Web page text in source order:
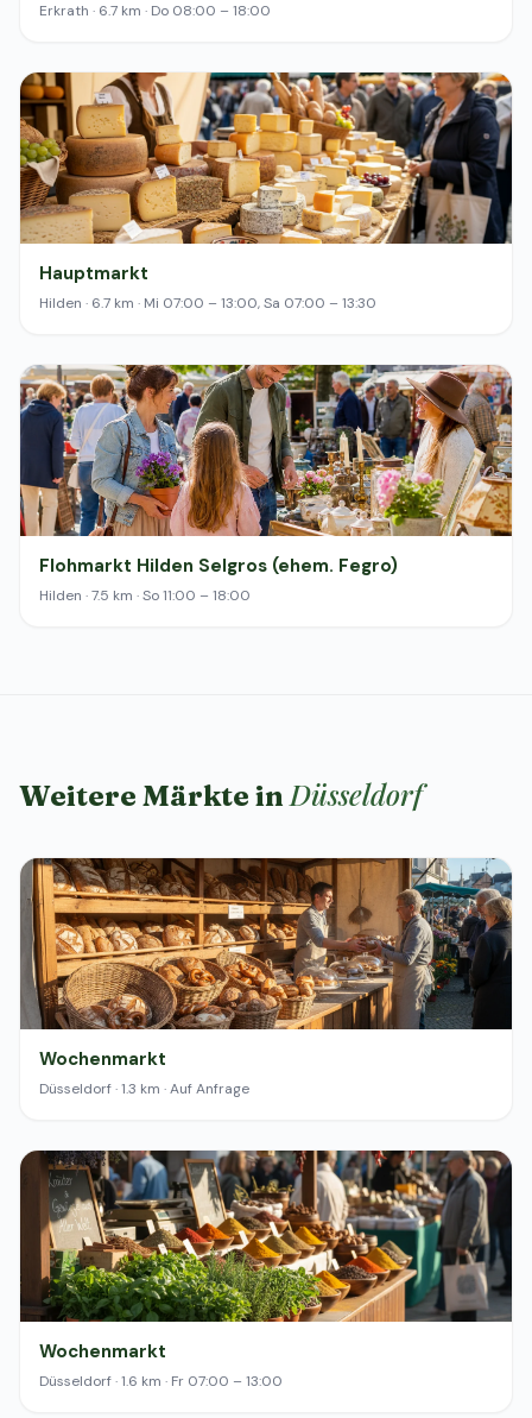
Erkrath · 6.7 km · Do 08:00 – 18:00
Hauptmarkt
Hilden · 6.7 km · Mi 07:00 – 13:00, Sa 07:00 – 13:30
Flohmarkt Hilden Selgros (ehem. Fegro)
Hilden · 7.5 km · So 11:00 – 18:00
Weitere Märkte inDüsseldorf
Wochenmarkt
Düsseldorf · 1.3 km · Auf Anfrage
Wochenmarkt
Düsseldorf · 1.6 km · Fr 07:00 – 13:00